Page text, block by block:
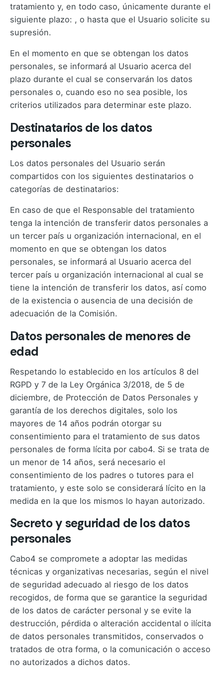
tratamiento y, en todo caso, únicamente durante el
siguiente plazo: , o hasta que el Usuario solicite su
supresión.
En el momento en que se obtengan los datos
personales, se informará al Usuario acerca del
plazo durante el cual se conservarán los datos
personales o, cuando eso no sea posible, los
criterios utilizados para determinar este plazo.
Destinatarios de los datos
personales
Los datos personales del Usuario serán
compartidos con los siguientes destinatarios o
categorías de destinatarios:
En caso de que el Responsable del tratamiento
tenga la intención de transferir datos personales a
un tercer país u organización internacional, en el
momento en que se obtengan los datos
personales, se informará al Usuario acerca del
tercer país u organización internacional al cual se
tiene la intención de transferir los datos, así como
de la existencia o ausencia de una decisión de
adecuación de la Comisión.
Datos personales de menores de
edad
Respetando lo establecido en los artículos 8 del
RGPD y 7 de la Ley Orgánica 3/2018, de 5 de
diciembre, de Protección de Datos Personales y
garantía de los derechos digitales, solo los
mayores de 14 años podrán otorgar su
consentimiento para el tratamiento de sus datos
personales de forma lícita por cabo4. Si se trata de
un menor de 14 años, será necesario el
consentimiento de los padres o tutores para el
tratamiento, y este solo se considerará lícito en la
medida en la que los mismos lo hayan autorizado.
Secreto y seguridad de los datos
personales
Cabo4 se compromete a adoptar las medidas
técnicas y organizativas necesarias, según el nivel
de seguridad adecuado al riesgo de los datos
recogidos, de forma que se garantice la seguridad
de los datos de carácter personal y se evite la
destrucción, pérdida o alteración accidental o ilícita
de datos personales transmitidos, conservados o
tratados de otra forma, o la comunicación o acceso
no autorizados a dichos datos.